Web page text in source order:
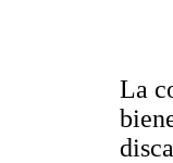
La